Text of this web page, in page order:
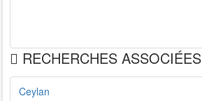
RECHERCHES ASSOCIÉES
Ceylan